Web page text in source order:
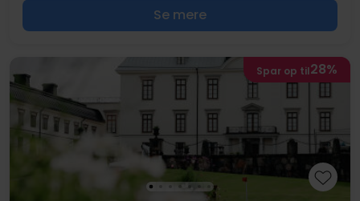
Se mere
Spar op til28%